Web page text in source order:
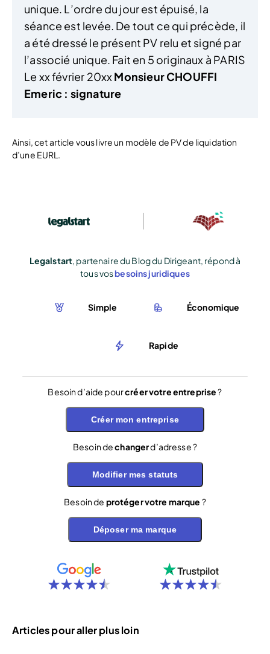
unique. L’ordre du jour est épuisé, la
séance est levée. De tout ce qui précède, il
a été dressé le présent PV relu et signé par
l’associé unique. Fait en 5 originaux à PARIS
Le xx février 20xxMonsieur CHOUFFI
Emeric : signature
Ainsi, cet article vous livre un modèle de PV de liquidation
d’une EURL.
Legalstart, partenaire du Blog du Dirigeant, répond à
tous vosbesoins juridiques
Simple Économique
Rapide
Besoin d’aide pourcréer votre entreprise?
Créer mon entreprise
Besoin dechangerd’adresse ?
Modifier mes statuts
Besoin de protéger votre marque ?
Déposer ma marque
Articles pour aller plus loin